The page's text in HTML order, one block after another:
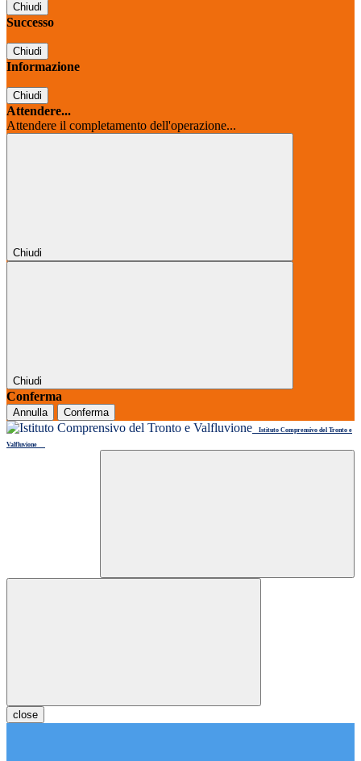
Chiudi
Successo
Chiudi
Informazione
Chiudi
Attendere...
Attendere il completamento dell'operazione...
Chiudi
Chiudi
Conferma
Annulla Conferma
Istituto Comprensivo del Tronto e
Valfluvione
close